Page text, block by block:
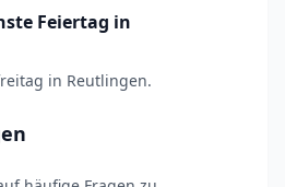
Feiertag in
in Reutlingen.